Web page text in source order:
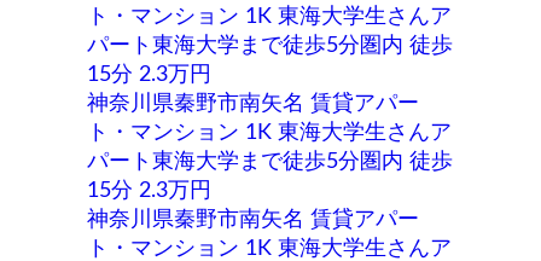
ト・マンション 1K 東海大学生さんア
パート東海大学まで徒歩5分圏内 徒歩
15分 2.3万円
神奈川県秦野市南矢名 賃貸アパー
ト・マンション 1K 東海大学生さんア
パート東海大学まで徒歩5分圏内 徒歩
15分 2.3万円
神奈川県秦野市南矢名 賃貸アパー
ト・マンション 1K 東海大学生さんア